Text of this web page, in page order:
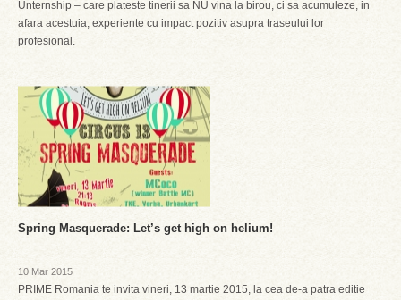
Unternship – care plateste tinerii sa NU vina la birou, ci sa acumuleze, in
afara acestuia, experiente cu impact pozitiv asupra traseului lor
profesional.
Spring Masquerade: Let’s get high on helium!
10 Mar 2015
PRIME Romania te invita vineri, 13 martie 2015, la cea de-a patra editie